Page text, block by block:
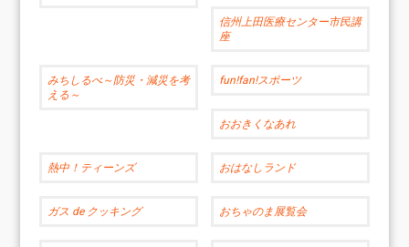
信州上田医療センター市民講
座
みちしるべ～防災・減災を考
える～
fun!fan!スポーツ
おおきくなあれ
熱中！ティーンズ おはなしランド
ガス de クッキング おちゃのま展覧会